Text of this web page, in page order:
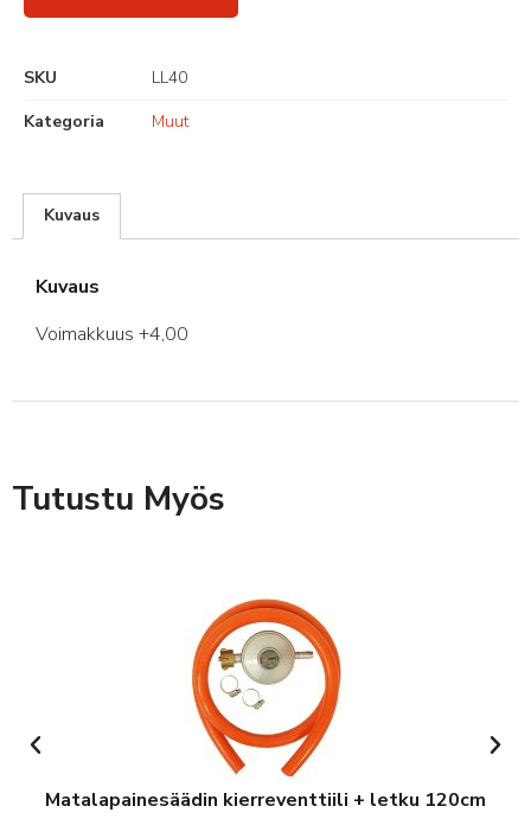
SKU
LL40
Kategoria
Muut
Kuvaus
Kuvaus
Voimakkuus +4,00
Tutustu Myös
Matalapainesäädin kierreventtiili + letku 120cm